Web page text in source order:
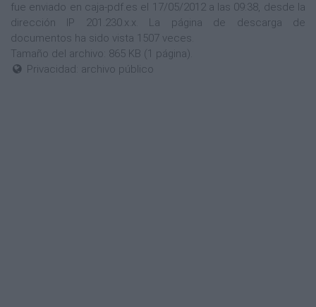
fue enviado en caja-pdf.es el 17/05/2012 a las 09:38, desde la
dirección IP 201.230.x.x. La página de descarga de
documentos ha sido vista 1507 veces.
Tamaño del archivo: 865 KB (1 página).
Privacidad: archivo público